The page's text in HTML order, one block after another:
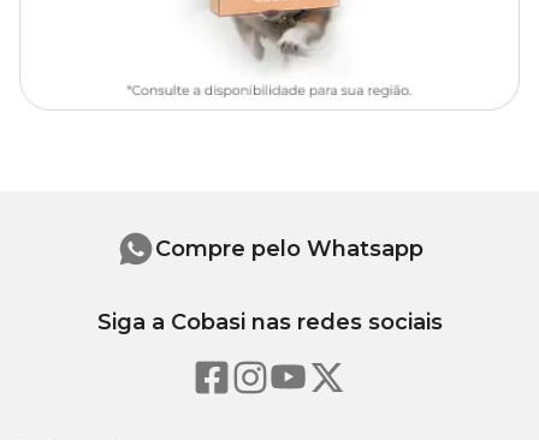
Compre pelo Whatsapp
Siga a Cobasi nas redes sociais